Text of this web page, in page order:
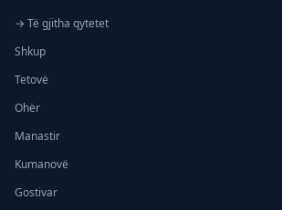
→ Të gjitha qytetet
Shkup
Tetovë
Ohër
Manastir
Kumanovë
Gostivar